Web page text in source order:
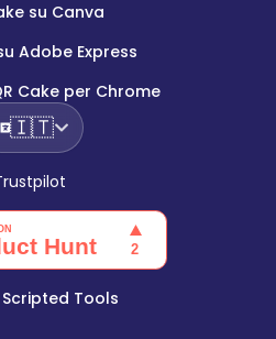
su Canva
Adobe Express
Cake per Chrome
🇮🇹
Scripted Tools